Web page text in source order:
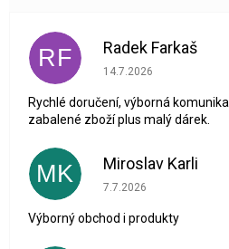
RF Radek Farkaš
Hodnocení obchodu je
14.7.2026
Rychlé doručení, výborná
zabalené zboží plus malý dárek.
MK Miroslav Karli
Hodnocení obchodu je
7.7.2026
Výborný obchod i produkty